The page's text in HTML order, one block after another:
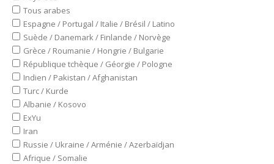
Tous arabes
Espagne / Portugal / Italie / Brésil / Latino
Suède / Danemark / Finlande / Norvège
Grèce / Roumanie / Hongrie / Bulgarie
République tchèque / Géorgie / Pologne
Indien / Pakistan / Afghanistan
Turc / Kurde
Albanie / Kosovo
ExYu
Iran
Russie / Ukraine / Arménie / Azerbaïdjan
Afrique / Somalie